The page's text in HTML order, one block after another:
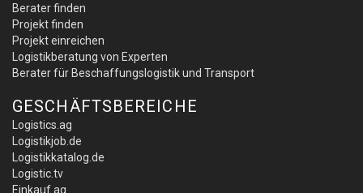
Berater finden
Projekt finden
Projekt einreichen
Logistikberatung von Experten
Berater für Beschaffungslogistik und Transport
GESCHÄFTSBEREICHE
Logistics.ag
Logistikjob.de
Logistikkatalog.de
Logistic.tv
Einkauf.ag